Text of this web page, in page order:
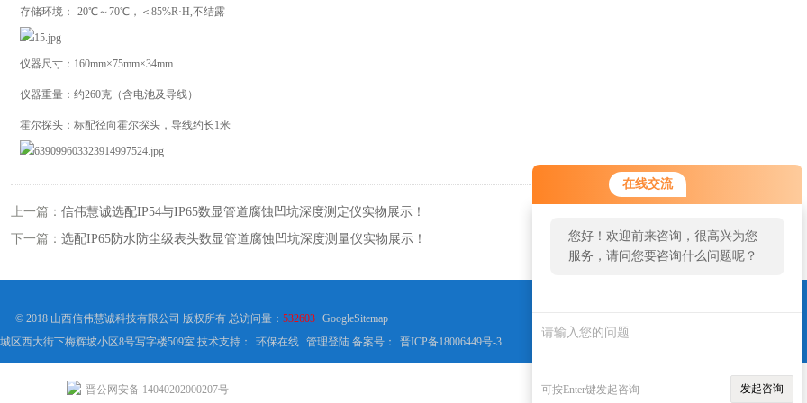
在线交流
您好！欢迎前来咨询，很高兴为您
服务，请问您要咨询什么问题呢？
可按Enter键发起咨询 发起咨询
存储环境：-20℃～70℃，＜85%R·H,不结露
仪器尺寸：160mm×75mm×34mm
仪器重量：约260克（含电池及导线）
霍尔探头：标配径向霍尔探头，导线约长1米
上一篇： 信伟慧诚选配IP54与IP65数显管道腐蚀凹坑深度测定仪实物展示！
下一篇： 选配IP65防水防尘级表头数显管道腐蚀凹坑深度测量仪实物展示！
© 2018 山西信伟慧诚科技有限公司 版权所有 总访问量： 532603 GoogleSitemap
区西大街下梅辉坡小区8号写字楼509室 技术支持：
环保在线 管理登陆备案号： 晋ICP备18006449号-3
晋公网安备 14040202000207号